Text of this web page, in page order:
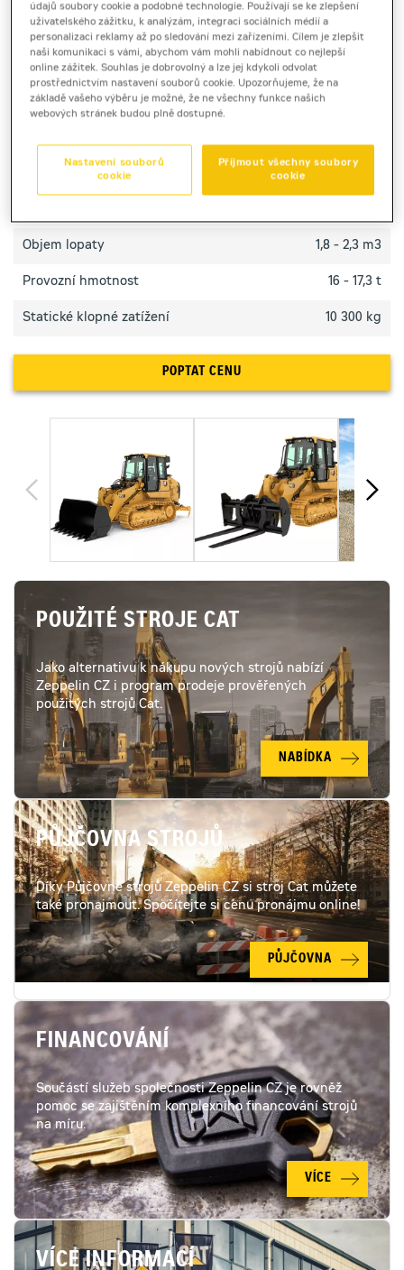
Produktový list [0,2 MB]
Pásový nakladač Cat 953 zajišťuje vysokou
produktivitu, nízké provozní náklady a snadnou
údržbu pro efektivní práci.
TECHNICKÉ PARAMETRY
Objem lopaty 1,8 - 2,3 m3
Provozní hmotnost 16 - 17,3 t
Statické klopné zatížení 10 300 kg
POPTAT CENU
POUŽITÉ STROJE CAT
Jako alternativu k nákupu nových strojů nabízí
Zeppelin CZ i program prodeje prověřených
použitých strojů Cat.
NABÍDKA
PŮJČOVNA STROJŮ
Díky Půjčovně strojů Zeppelin CZ si stroj Cat můžete
také pronajmout. Spočítejte si cenu pronájmu online!
PŮJČOVNA
FINANCOVÁNÍ
Součástí služeb společnosti Zeppelin CZ je rovněž
pomoc se zajištěním komplexního financování strojů
na míru.
VÍCE
VÍCE INFORMACÍ
údajů soubory cookie a podobné technologie. Používají se ke zlepšení
uživatelského zážitku, k analýzám, integraci sociálních médií a
personalizaci reklamy až po sledování mezi zařízeními. Cílem je zlepšit
naši komunikaci s vámi, abychom vám mohli nabídnout co nejlepší
online zážitek. Souhlas je dobrovolný a lze jej kdykoli odvolat
prostřednictvím nastavení souborů cookie. Upozorňujeme, že na
základě vašeho výběru je možné, že ne všechny funkce našich
webových stránek budou plně dostupné.
Přijmout všechny soubory
cookie
Nastavení souborů
cookie